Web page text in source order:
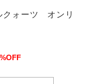
クォーツ オンリ